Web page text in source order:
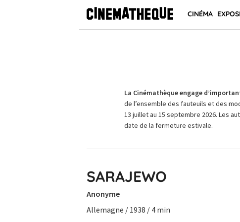
CINÉMA
La Cinémathèque engage
de l’ensemble des fauteuils et des
13 juillet au 15 septembre 2026. Les
date de la fermeture estivale.
SARAJEWO
Anonyme
Allemagne / 1938 / 4 min